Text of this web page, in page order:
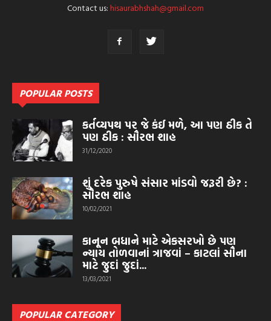
Contact us:hisaurabhshah@gmail.com
POPULAR POSTS
કર્તવ્યપથ પર જે કંઈ મળે, આ પણ ઠીક તે
પણ ઠીક : સૌરભ શાહ
31/12/2020
શું દરેક પુરુષે સંસાર માંડવો જરૂરી છે? :
સૌરભ શાહ
10/02/2021
કાનૂન બધાને માટે એકસરખો છે પણ
ન્યાય તોળવાનાં ત્રાજવાં – કાટલાં સૌના
માટે જુદાં જુદાં...
13/03/2021
POPULAR CATEGORY